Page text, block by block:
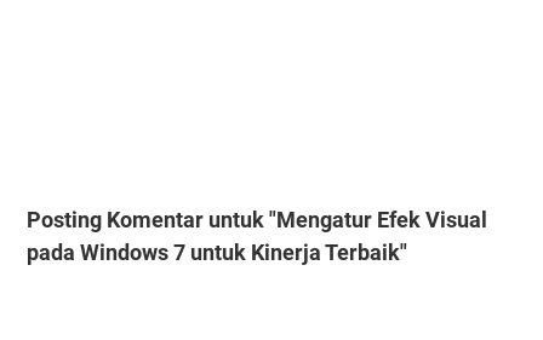
Posting Komentar untuk "Mengatur Efek Visual
pada Windows 7 untuk Kinerja Terbaik"